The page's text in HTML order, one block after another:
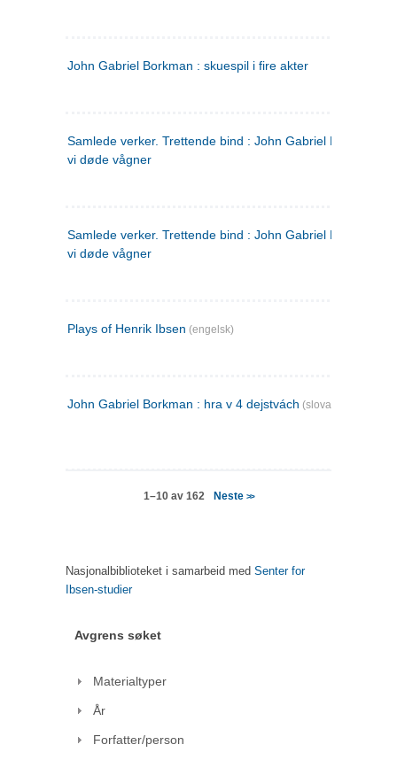
John Gabriel Borkman : skuespil i fire akter
Samlede verker. Trettende bind : John Gabriel Borkman ;
vi døde vågner
Samlede verker. Trettende bind : John Gabriel Borkman ;
vi døde vågner
Plays of Henrik Ibsen (engelsk)
John Gabriel Borkman : hra v 4 dejstvách (slovakisk)
1–10 av 162 Neste >>
Nasjonalbiblioteket i samarbeid med Senter for
Ibsen-studier
Avgrens søket
Materialtyper
År
Forfatter/person